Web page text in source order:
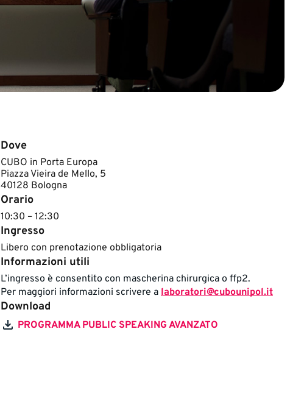
Dove
CUBO in Porta Europa
Piazza Vieira de Mello, 5
40128 Bologna
Orario
10:30 – 12:30
Ingresso
Libero con prenotazione obbligatoria
Informazioni utili
L’ingresso è consentito con mascherina chirurgica o ffp2.
Per maggiori informazioni scrivere a laboratori@cubounipol.it
Download
PROGRAMMA PUBLIC SPEAKING AVANZATO